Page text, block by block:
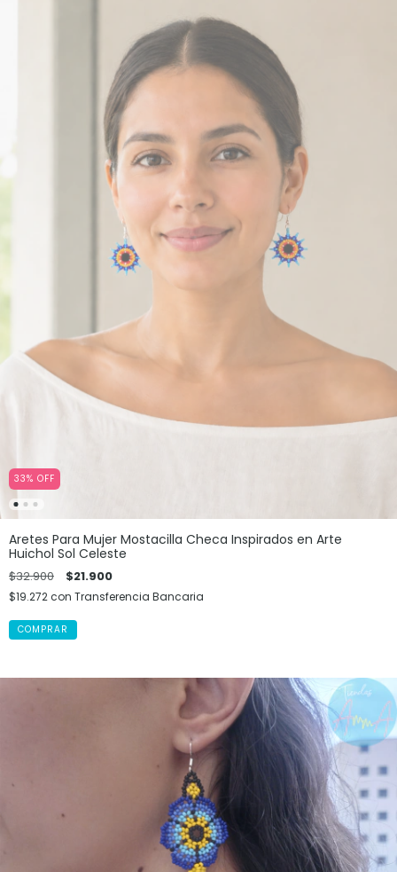
33% OFF
Aretes Para Mujer Mostacilla Checa Inspirados en Arte
Huichol Sol Celeste
$32.900 $21.900
$19.272con Transferencia Bancaria